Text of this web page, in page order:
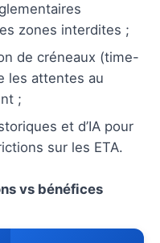
zones interdites ;
de créneaux (time-
les attentes au
;
et d’IA pour
sur les ETA.
vs bénéfices